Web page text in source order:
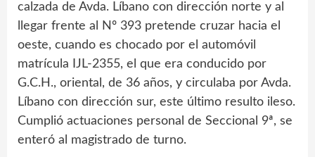
calzada de Avda. Líbano con dirección norte y al
llegar frente al Nº 393 pretende cruzar hacia el
oeste, cuando es chocado por el automóvil
matrícula IJL-2355, el que era conducido por
G.C.H., oriental, de 36 años, y circulaba por Avda.
Líbano con dirección sur, este último resulto ileso.
Cumplió actuaciones personal de Seccional 9ª, se
enteró al magistrado de turno.